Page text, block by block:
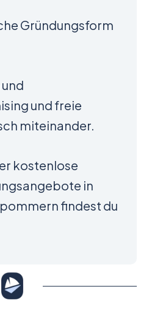
Gründungsform
und freie
miteinander.
kostenlose
in
findest du